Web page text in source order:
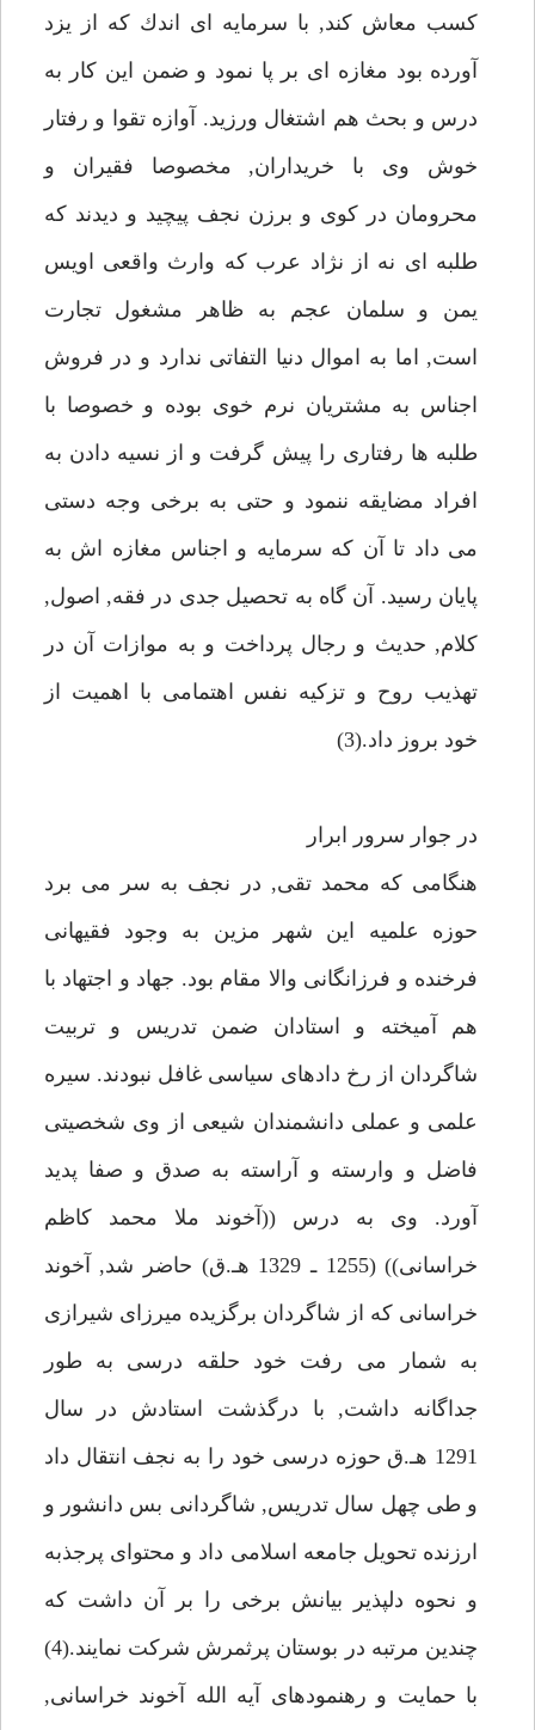
كسب معاش كند, با سرمايه اى اندك كه از يزد
آورده بود مغازه اى بر پا نمود و ضمن اين كار به
درس و بحث هم اشتغال ورزيد. آوازه تقوا و رفتار
خوش وى با خريداران, مخصوصا فقيران و
محرومان در كوى و برزن نجف پيچيد و ديدند كه
طلبه اى نه از نژاد عرب كه وارث واقعى اويس
يمن و سلمان عجم به ظاهر مشغول تجارت
است, اما به اموال دنيا التفاتى ندارد و در فروش
اجناس به مشتريان نرم خوى بوده و خصوصا با
طلبه ها رفتارى را پيش گرفت و از نسيه دادن به
افراد مضايقه ننمود و حتى به برخى وجه دستى
مى داد تا آن كه سرمايه و اجناس مغازه اش به
پايان رسيد. آن گاه به تحصيل جدى در فقه, اصول,
كلام, حديث و رجال پرداخت و به موازات آن در
تهذيب روح و تزكيه نفس اهتمامى با اهميت از
خود بروز داد.(3)
در جوار سرور ابرار
هنگامى كه محمد تقى, در نجف به سر مى برد
حوزه علميه اين شهر مزين به وجود فقيهانى
فرخنده و فرزانگانى والا مقام بود. جهاد و اجتهاد با
هم آميخته و استادان ضمن تدريس و تربيت
شاگردان از رخ دادهاى سياسى غافل نبودند. سيره
علمى و عملى دانشمندان شيعى از وى شخصيتى
فاضل و وارسته و آراسته به صدق و صفا پديد
آورد. وى به درس ((آخوند ملا محمد كاظم
خراسانى)) (1255 ـ 1329 هـ.ق) حاضر شد, آخوند
خراسانى كه از شاگردان برگزيده ميرزاى شيرازى
به شمار مى رفت خود حلقه درسى به طور
جداگانه داشت, با درگذشت استادش در سال
1291 هـ.ق حوزه درسى خود را به نجف انتقال داد
و طى چهل سال تدريس, شاگردانى بس دانشور و
ارزنده تحويل جامعه اسلامى داد و محتواى پرجذبه
و نحوه دلپذير بيانش برخى را بر آن داشت كه
چندين مرتبه در بوستان پرثمرش شركت نمايند.(4)
با حمايت و رهنمودهاى آيه الله آخوند خراسانى,